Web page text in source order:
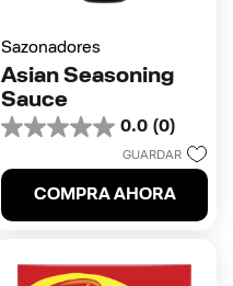
Sazonadores
Asian Seasoning
Sauce
0.0 (0)
0.0
5
estrellas.
GUARDAR
COMPRA AHORA